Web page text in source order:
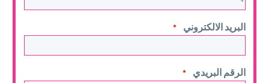
البريد الالكتروني *
الرقم البريدي *